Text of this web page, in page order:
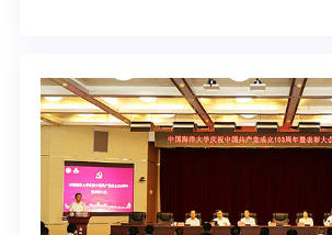
色社会主义思想为指导，扎实开展党纪
高质量党建引领推动学校事业高质量快
各项事业取得新进展，呈现新气象，迈
辉强调，暑期要统筹发展和安全，深化
育，精心筹备百年校庆活动，推进改革
工作。要进一步提高政治站位，扎实做